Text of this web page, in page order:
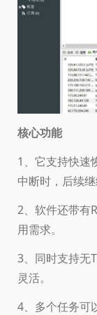
核心功能
1、它支持快速
中断时，后续继
2、软件还带有
用需求。
3、同时支持无
灵活。
4、多个任务可